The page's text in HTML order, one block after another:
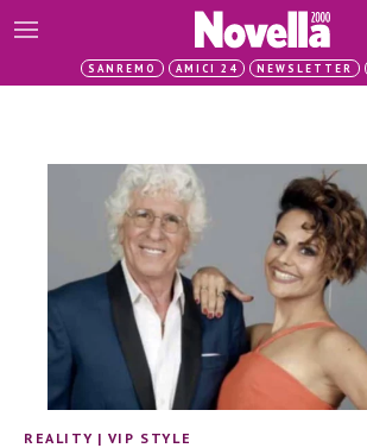
SANREMO AMICI 24 NEWSLETTER
REALITY | VIP STYLE